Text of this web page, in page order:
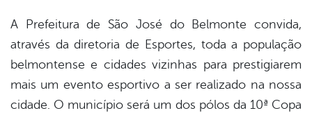
A Prefeitura de São José do Belmonte convida,
através da diretoria de Esportes, toda a população
belmontense e cidades vizinhas para prestigiarem
mais um evento esportivo a ser realizado na nossa
cidade. O município será um dos pólos da 10ª Copa